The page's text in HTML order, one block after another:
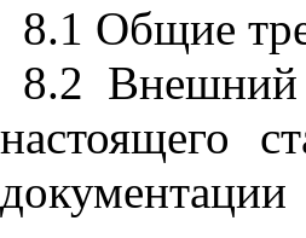
8.1 Общие
8.2 Внешний
настоящего